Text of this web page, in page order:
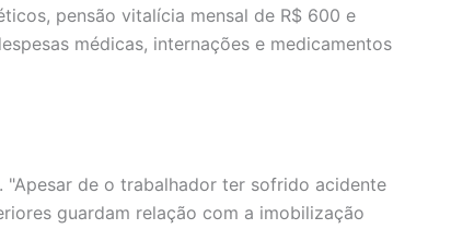
pensão vitalícia mensal de R$ 600 e
médicas, internações e medicamentos
"Apesar de o trabalhador ter sofrido acidente
guardam relação com a imobilização